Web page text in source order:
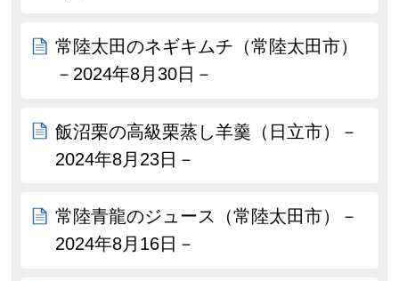
常陸太田のネギキムチ（常陸太田市）
－2024年8月30日－
飯沼栗の高級栗蒸し羊羹（日立市）－
2024年8月23日－
常陸青龍のジュース（常陸太田市）－
2024年8月16日－